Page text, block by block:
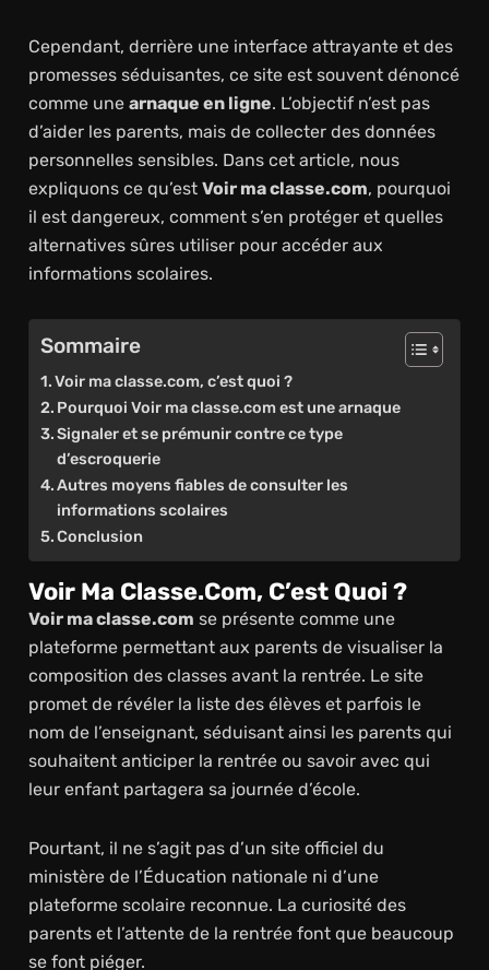
Cependant, derrière une interface attrayante et des
promesses séduisantes, ce site est souvent dénoncé
comme une arnaque en ligne. L’objectif n’est pas
d’aider les parents, mais de collecter des données
personnelles sensibles. Dans cet article, nous
expliquons ce qu’est Voir ma classe.com, pourquoi
il est dangereux, comment s’en protéger et quelles
alternatives sûres utiliser pour accéder aux
informations scolaires.
Sommaire
Voir ma classe.com, c’est quoi ?
Pourquoi Voir ma classe.com est une arnaque
Signaler et se prémunir contre ce type
d’escroquerie
Autres moyens fiables de consulter les
informations scolaires
Conclusion
Voir Ma Classe.com, C’est Quoi ?
Voir ma classe.com se présente comme une
plateforme permettant aux parents de visualiser la
composition des classes avant la rentrée. Le site
promet de révéler la liste des élèves et parfois le
nom de l’enseignant, séduisant ainsi les parents qui
souhaitent anticiper la rentrée ou savoir avec qui
leur enfant partagera sa journée d’école.
Pourtant, il ne s’agit pas d’un site officiel du
ministère de l’Éducation nationale ni d’une
plateforme scolaire reconnue. La curiosité des
parents et l’attente de la rentrée font que beaucoup
se font piéger.